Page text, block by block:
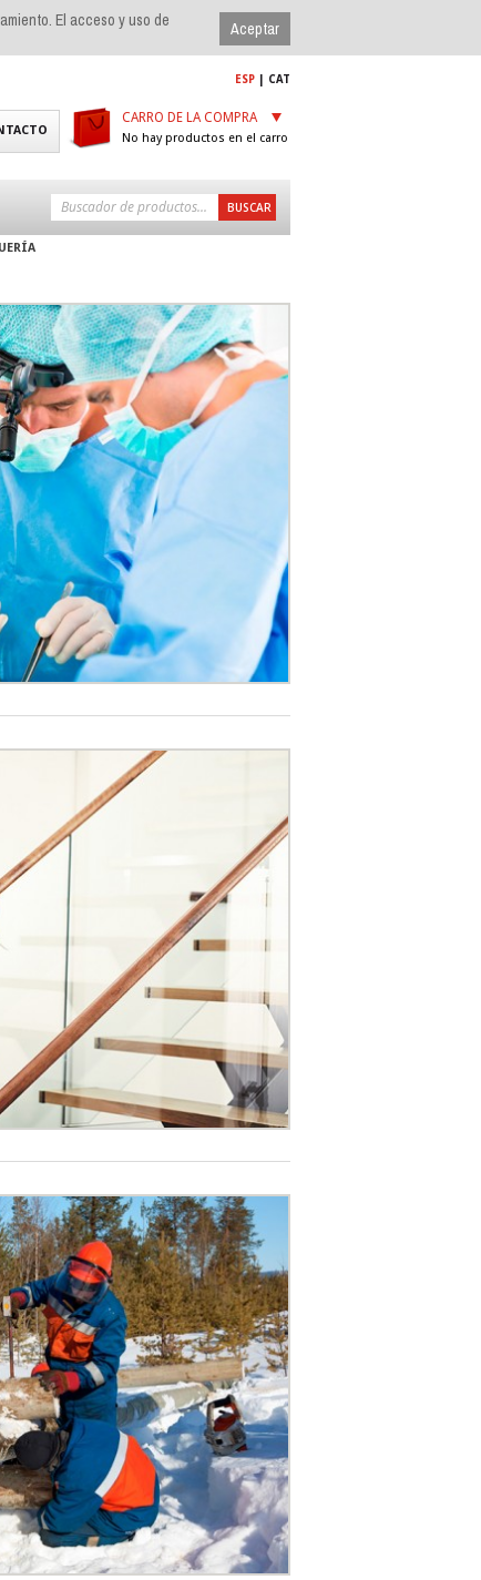
El acceso y uso de
ESP CAT
CARRO DE LA COMPRA
No hay productos en el carro